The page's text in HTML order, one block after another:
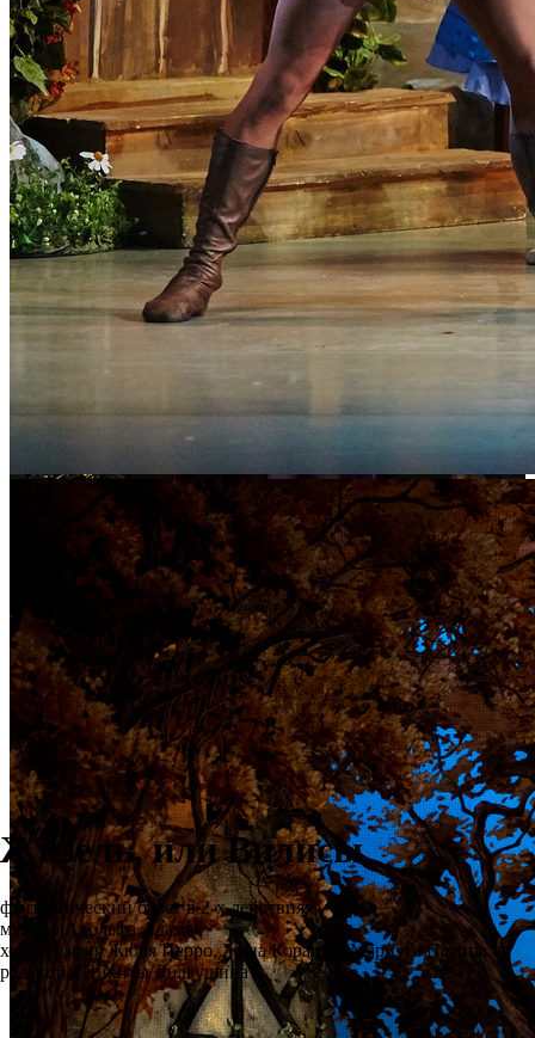
Жизель, или Вилисы
фантастический балет в 2-х действиях
музыка Адольфа Адама
хореография Жюля Перро, Жана Коралли, Мариуса Петипа в
редакции Никиты Долгушина